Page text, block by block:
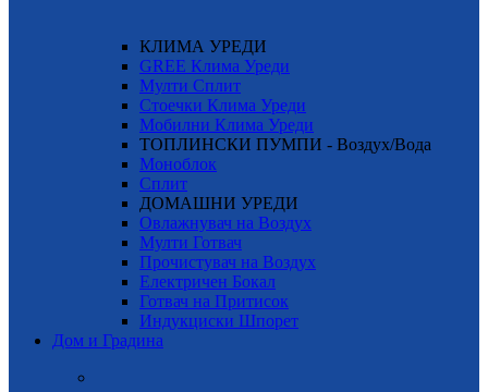
КЛИМА УРЕДИ
GREE Клима Уреди
Мулти Сплит
Стоечки Клима Уреди
Мобилни Клима Уреди
ТОПЛИНСКИ ПУМПИ - Воздух/Вода
Моноблок
Сплит
ДОМАШНИ УРЕДИ
Овлажнувач на Воздух
Мулти Готвач
Прочистувач на Воздух
Електричен Бокал
Готвач на Притисок
Индукциски Шпорет
Дом и Градина